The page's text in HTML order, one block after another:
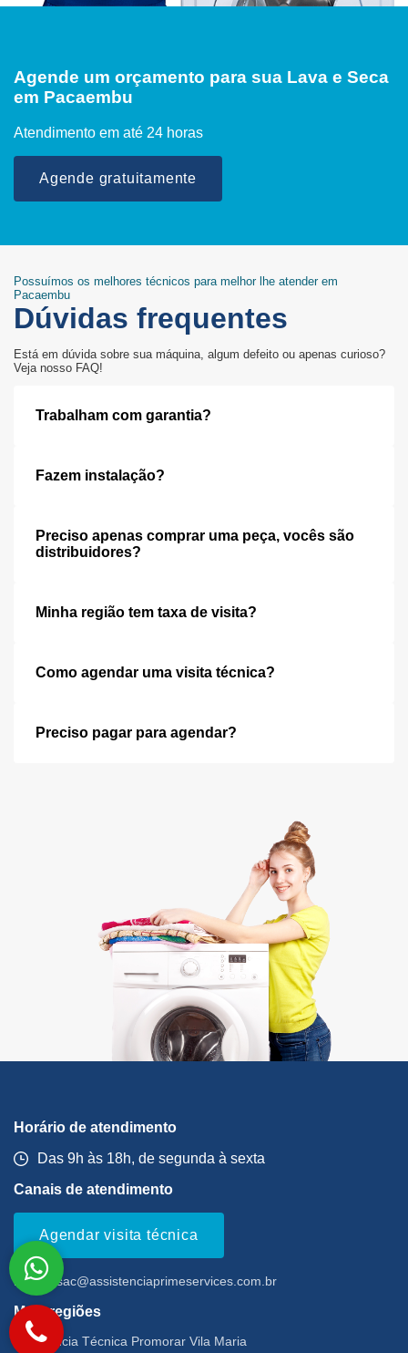
Agende um orçamento para sua Lava e Seca
em Pacaembu
Atendimento em até 24 horas
Agende gratuitamente
Possuímos os melhores técnicos para melhor lhe atender em
Pacaembu
Dúvidas frequentes
Está em dúvida sobre sua máquina, algum defeito ou apenas curioso?
Veja nosso FAQ!
Trabalham com garantia?
Fazem instalação?
Preciso apenas comprar uma peça, vocês são
distribuidores?
Minha região tem taxa de visita?
Como agendar uma visita técnica?
Preciso pagar para agendar?
Horário de atendimento
Das 9h às 18h, de segunda à sexta
Canais de atendimento
Agendar visita técnica
Email: sac@assistenciaprimeservices.com.br
Mais regiões
Assistência Técnica Promorar Vila Maria